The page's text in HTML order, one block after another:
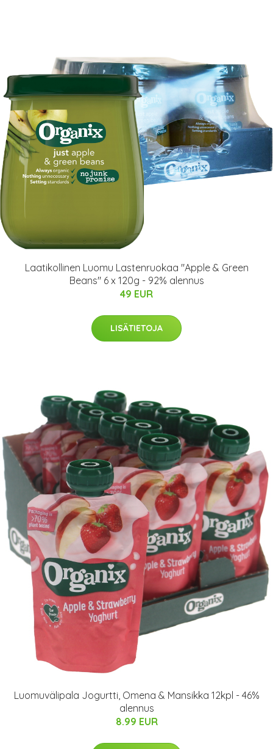
Laatikollinen Luomu Lastenruokaa "Apple & Green
Beans" 6 x 120g - 92% alennus
49 EUR
LISÄTIETOJA
Luomuvälipala Jogurtti, Omena & Mansikka 12kpl - 46%
alennus
8.99 EUR